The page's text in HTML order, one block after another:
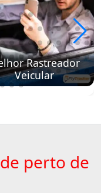
Rastreador
Veicular
perto de